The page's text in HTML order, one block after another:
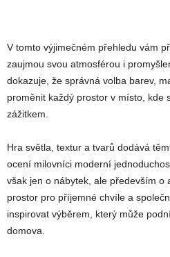
V tomto výjimečném přehledu vám
zaujmou svou atmosférou i
dokazuje, že správná volba barev,
proměnit každý prostor v místo, kde
zážitkem.
Hra světla, textur a tvarů dodává
ocení milovníci moderní
však jen o nábytek, ale především o
prostor pro příjemné chvíle a
inspirovat výběrem, který může
domova.